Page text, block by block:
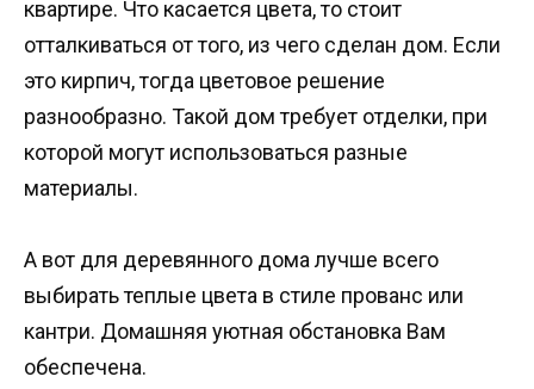
квартире. Что касается цвета, то стоит
отталкиваться от того, из чего сделан дом. Если
это кирпич, тогда цветовое решение
разнообразно. Такой дом требует отделки, при
которой могут использоваться разные
материалы.
А вот для деревянного дома лучше всего
выбирать теплые цвета в стиле прованс или
кантри. Домашняя уютная обстановка Вам
обеспечена.